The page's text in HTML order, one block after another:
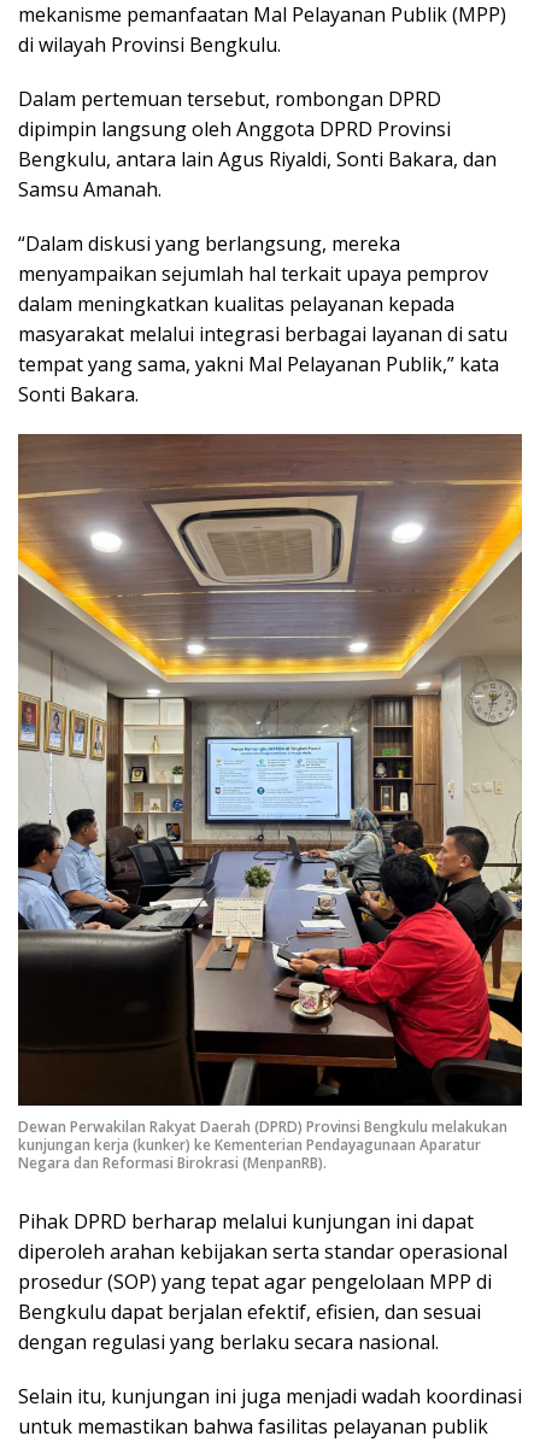
mekanisme pemanfaatan Mal Pelayanan Publik (MPP)
di wilayah Provinsi Bengkulu.
Dalam pertemuan tersebut, rombongan DPRD
dipimpin langsung oleh Anggota DPRD Provinsi
Bengkulu, antara lain Agus Riyaldi, Sonti Bakara, dan
Samsu Amanah.
“Dalam diskusi yang berlangsung, mereka
menyampaikan sejumlah hal terkait upaya pemprov
dalam meningkatkan kualitas pelayanan kepada
masyarakat melalui integrasi berbagai layanan di satu
tempat yang sama, yakni Mal Pelayanan Publik,” kata
Sonti Bakara.
Dewan Perwakilan Rakyat Daerah (DPRD) Provinsi Bengkulu melakukan
kunjungan kerja (kunker) ke Kementerian Pendayagunaan Aparatur
Negara dan Reformasi Birokrasi (MenpanRB).
Pihak DPRD berharap melalui kunjungan ini dapat
diperoleh arahan kebijakan serta standar operasional
prosedur (SOP) yang tepat agar pengelolaan MPP di
Bengkulu dapat berjalan efektif, efisien, dan sesuai
dengan regulasi yang berlaku secara nasional.
Selain itu, kunjungan ini juga menjadi wadah koordinasi
untuk memastikan bahwa fasilitas pelayanan publik